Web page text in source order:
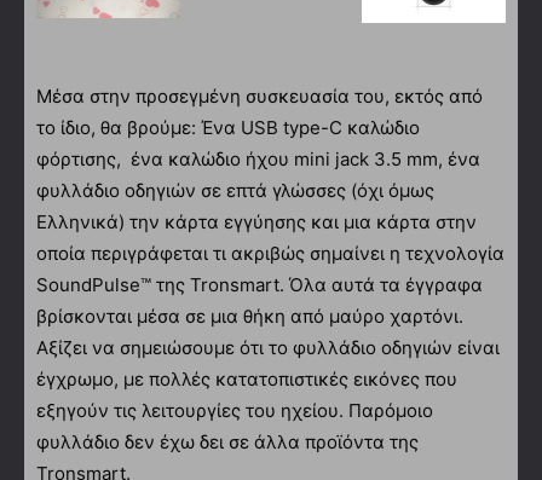
Μέσα στην προσεγμένη συσκευασία του, εκτός από
το ίδιο, θα βρούμε: Ένα USB type-C καλώδιο
φόρτισης, ένα καλώδιο ήχου mini jack 3.5 mm, ένα
φυλλάδιο οδηγιών σε επτά γλώσσες (όχι όμως
Ελληνικά) την κάρτα εγγύησης και μια κάρτα στην
οποία περιγράφεται τι ακριβώς σημαίνει η τεχνολογία
SoundPulse™ της Tronsmart. Όλα αυτά τα έγγραφα
βρίσκονται μέσα σε μια θήκη από μαύρο χαρτόνι.
Αξίζει να σημειώσουμε ότι το φυλλάδιο οδηγιών είναι
έγχρωμο, με πολλές κατατοπιστικές εικόνες που
εξηγούν τις λειτουργίες του ηχείου. Παρόμοιο
φυλλάδιο δεν έχω δει σε άλλα προϊόντα της
Tronsmart.